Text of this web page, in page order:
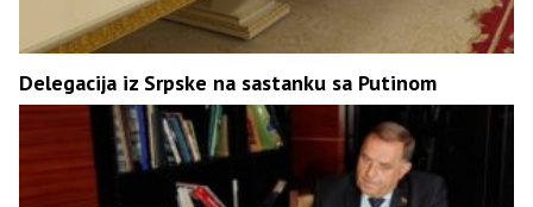
Delegacija iz Srpske na sastanku sa Putinom